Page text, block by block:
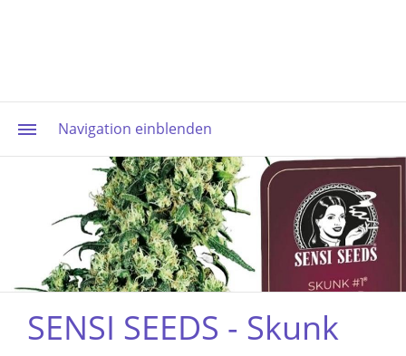
Navigation einblenden
SENSI SEEDS - Skunk